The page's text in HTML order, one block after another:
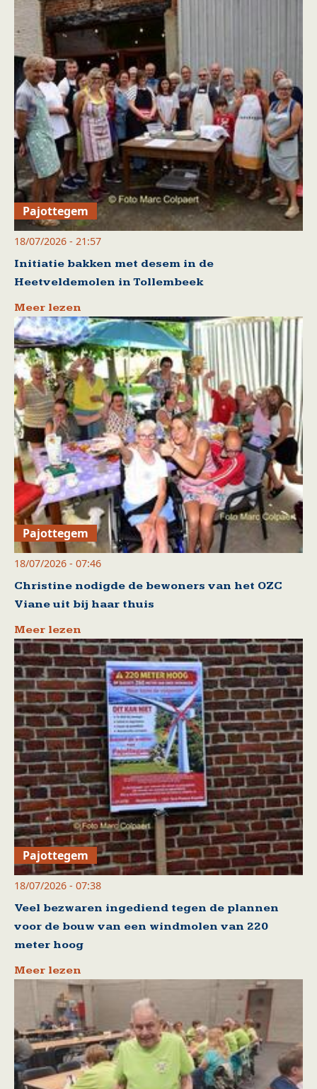
Pajottegem
18/07/2026 - 21:57
Initiatie bakken met desem in de
Heetveldemolen in Tollembeek
Meer lezen
Pajottegem
18/07/2026 - 07:46
Christine nodigde de bewoners van het OZC
Viane uit bij haar thuis
Meer lezen
Pajottegem
18/07/2026 - 07:38
Veel bezwaren ingediend tegen de plannen
voor de bouw van een windmolen van 220
meter hoog
Meer lezen